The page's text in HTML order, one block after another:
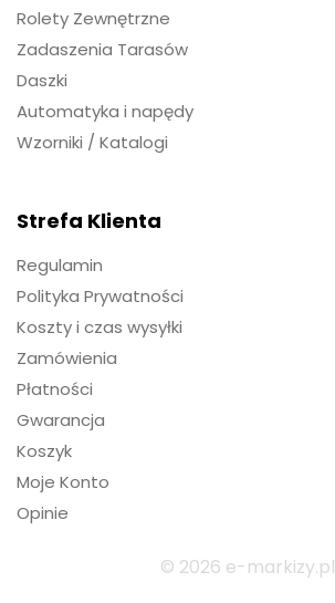
Rolety Zewnętrzne
Zadaszenia Tarasów
Daszki
Automatyka i napędy
Wzorniki / Katalogi
Strefa Klienta
Regulamin
Polityka Prywatności
Koszty i czas wysyłki
Zamówienia
Płatności
Gwarancja
Koszyk
Moje Konto
Opinie
© 2026 e-markizy.pl